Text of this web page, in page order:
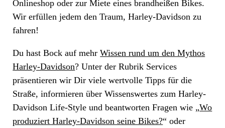
Onlineshop oder zur Miete eines brandheißen Bikes.
Wir erfüllen jedem den Traum, Harley-Davidson zu
fahren!
Du hast Bock auf mehrWissen rund um den Mythos
Harley-Davidson? Unter der Rubrik Services
präsentieren wir Dir viele wertvolle Tipps für die
Straße, informieren über Wissenswertes zum Harley-
Davidson Life-Style und beantworten Fragen wie „Wo
produziert Harley-Davidson seine Bikes?“ oder